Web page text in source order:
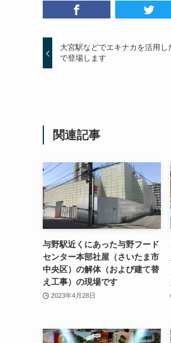
大宮駅などでエキナカを活用
で登場します
関連記事
与野駅近くにあった与野フード
センター本部社屋（さいたま市
中央区）の解体（および建て替
え工事）の現場です
2023年4月28日